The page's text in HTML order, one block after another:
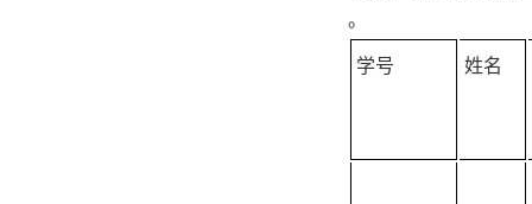
。
学号 姓名